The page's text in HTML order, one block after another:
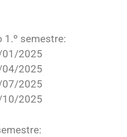
1.º semestre:
01/2025
04/2025
07/2025
10/2025